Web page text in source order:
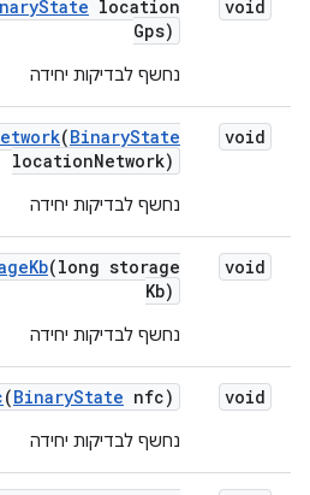
void
State location
Gps)
נחשף לבדיקות יחידה
void
(BinaryState
locationNetwork)
נחשף לבדיקות יחידה
void
Kb(long storage
Kb)
נחשף לבדיקות יחידה
void
(BinaryState nfc)
נחשף לבדיקות יחידה